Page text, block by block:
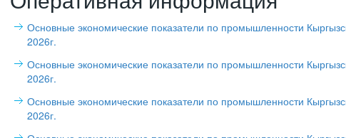
Основные экономические показатели по промышленности
2026г.
Основные экономические показатели по промышленности
2026г.
Основные экономические показатели по промышленности
2026г.